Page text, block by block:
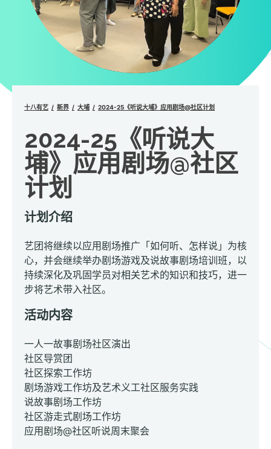
十八有艺 新界 大埔 2024-25《听说大埔》应用剧场@社区计划
2024-25《听说大
埔》应用剧场@社区
计划
计划介绍
艺团将继续以应用剧场推广「如何听、怎样说」为核
心，并会继续举办剧场游戏及说故事剧场培训班，以
持续深化及巩固学员对相关艺术的知识和技巧，进一
步将艺术带入社区。
活动内容
一人一故事剧场社区演出
社区导赏团
社区探索工作坊
剧场游戏工作坊及艺术义工社区服务实践
说故事剧场工作坊
社区游走式剧场工作坊
应用剧场@社区听说周末聚会